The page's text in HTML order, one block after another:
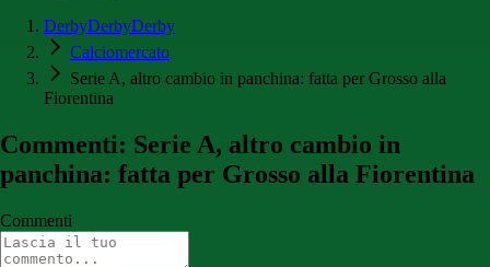
DerbyDerbyDerby
Calciomercato
Serie A, altro cambio in panchina: fatta per Grosso alla
Fiorentina
Commenti: Serie A, altro cambio in
panchina: fatta per Grosso alla Fiorentina
Commenti